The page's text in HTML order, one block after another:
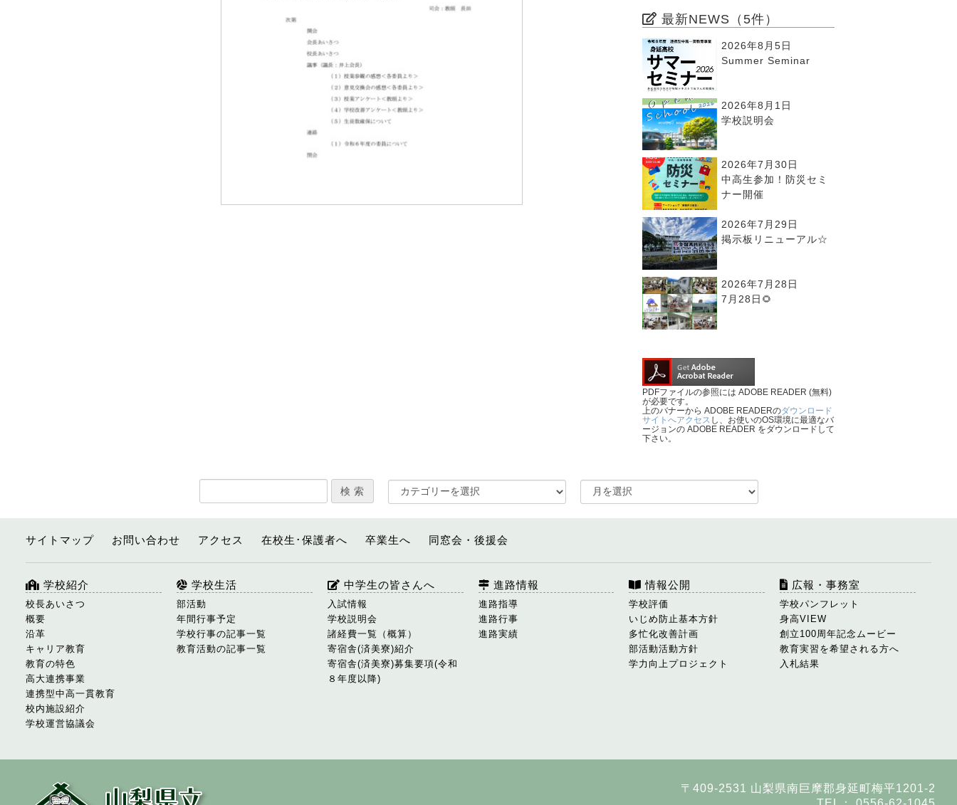
最新NEWS（5件）
2026年8月5日
Summer Seminar
2026年8月1日
学校説明会
2026年7月30日
中高生参加！防災セミ
ナー開催
2026年7月29日
掲示板リニューアル☆
2026年7月28日
7月28日🌻
PDFファイルの参照には ADOBE READER (無料)
が必要です。
上のバナーから ADOBE READERのダウンロード
サイトへアクセス し、お使いのOS環境に最適なバ
ージョンの ADOBE READER をダウンロードして
下さい。
サイトマップ お問い合わせ アクセス 在校生･保護者へ 卒業生へ 同窓会・後援会
学校紹介
校長あいさつ
概要
沿革
キャリア教育
教育の特色
高大連携事業
連携型中高一貫教育
校内施設紹介
学校運営協議会
学校生活
部活動
年間行事予定
学校行事の記事一覧
教育活動の記事一覧
中学生の皆さんへ
入試情報
学校説明会
諸経費一覧（概算）
寄宿舎(済美寮)紹介
寄宿舎(済美寮)募集要項(令和
８年度以降)
進路情報
進路指導
進路行事
進路実績
情報公開
学校評価
いじめ防止基本方針
多忙化改善計画
部活動活動方針
学力向上プロジェクト
広報・事務室
学校パンフレット
身高VIEW
創立100周年記念ムービー
教育実習を希望される方へ
入札結果
〒409-2531 山梨県南巨摩郡身延町梅平1201-2